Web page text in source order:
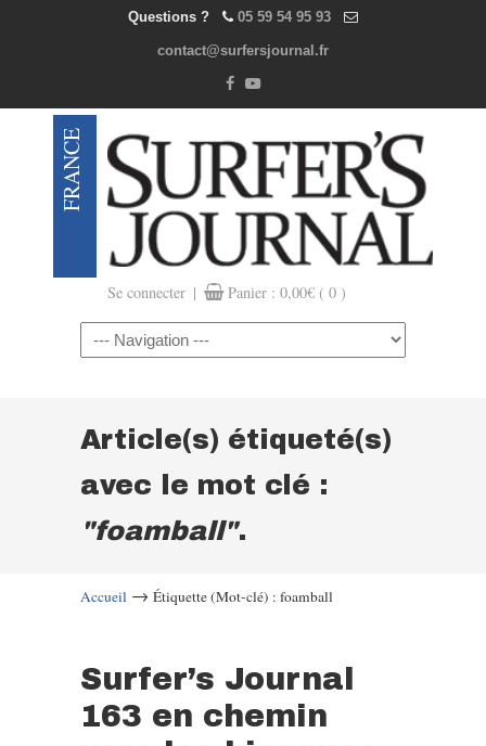
Questions ? 05 59 54 95 93
contact@surfersjournal.fr
Se connecter | Panier : 0,00€ ( 0 )
Navigation
Article(s) étiqueté(s)
avec le mot clé :
"foamball".
Accueil → Étiquette (Mot-clé) : foamball
Surfer’s Journal
163 en chemin